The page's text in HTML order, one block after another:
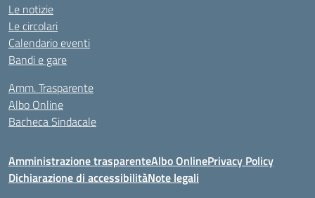
Le notizie
Le circolari
Calendario eventi
Bandi e gare
Amm. Trasparente
Albo Online
Bacheca Sindacale
Amministrazione trasparenteAlbo OnlinePrivacy Policy
Dichiarazione di accessibilitàNote legali